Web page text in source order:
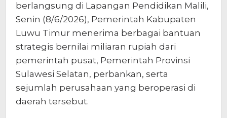
berlangsung di Lapangan Pendidikan Malili,
Senin (8/6/2026), Pemerintah Kabupaten
Luwu Timur menerima berbagai bantuan
strategis bernilai miliaran rupiah dari
pemerintah pusat, Pemerintah Provinsi
Sulawesi Selatan, perbankan, serta
sejumlah perusahaan yang beroperasi di
daerah tersebut.